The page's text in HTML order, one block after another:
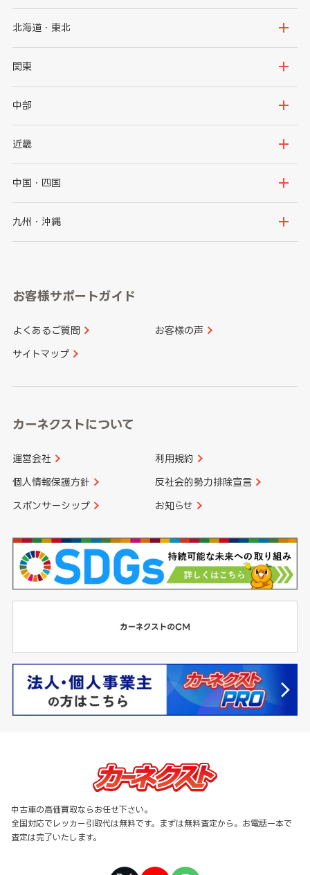
北海道・東北
北海道
岩手県
秋田県
関東
茨城県
群馬県
千葉県
中部
新潟県
石川県
山梨県
愛知県
近畿
大阪府
京都府
和歌山県
中国・四国
鳥取県
山口県
香川県 愛媛県
九州・沖縄
長崎県
大分県 宮崎県
お客様サポートガイド
よくあるご質問 お客様の声
サイトマップ
カーネクストについて
運営会社 利用規約
個人情報保護方針 反社会的勢力排除宣言
スポンサーシップ お知らせ
中古車の高価買取ならお任せ下さい。
全国対応でレッカー引取代は無料です。まずは無料査定から。お電話一本で
査定は完了いたします。